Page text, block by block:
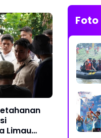
Limau
Foto